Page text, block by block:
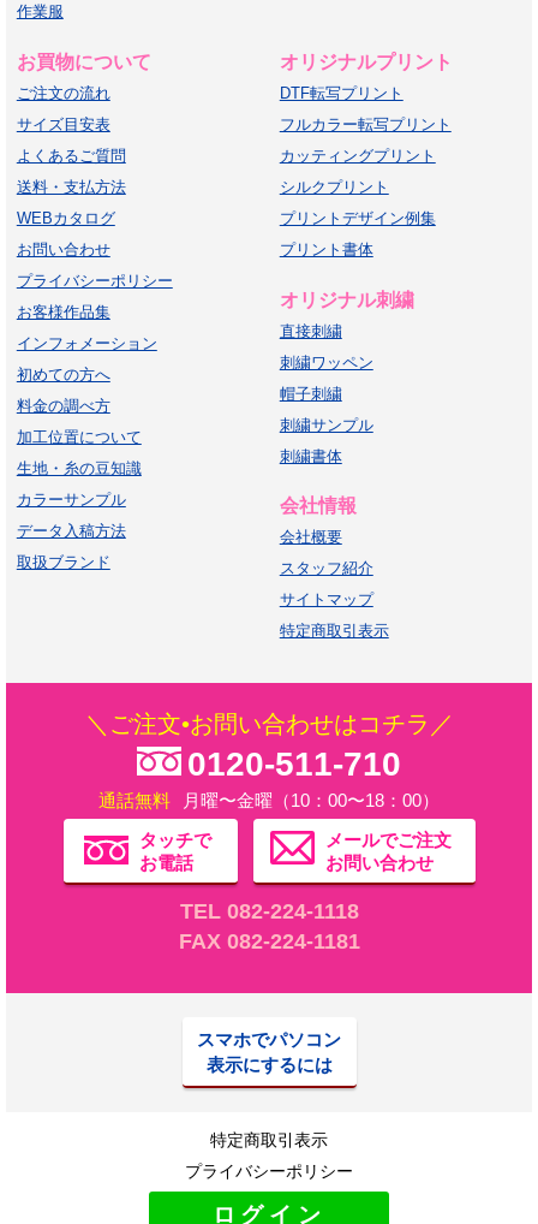
作業服
お買物について
ご注文の流れ
サイズ目安表
よくあるご質問
送料・支払方法
WEBカタログ
お問い合わせ
プライバシーポリシー
お客様作品集
インフォメーション
初めての方へ
料金の調べ方
加工位置について
生地・糸の豆知識
カラーサンプル
データ入稿方法
取扱ブランド
オリジナルプリント
DTF転写プリント
フルカラー転写プリント
カッティングプリント
シルクプリント
プリントデザイン例集
プリント書体
オリジナル刺繍
直接刺繍
刺繍ワッペン
帽子刺繍
刺繍サンプル
刺繍書体
会社情報
会社概要
スタッフ紹介
サイトマップ
特定商取引表示
＼ご注文•お問い合わせはコチラ／
0120-511-710
通話無料
月曜〜金曜（10：00〜18：00）
タッチで
お電話
メールでご注文
お問い合わせ
TEL 082-224-1118
FAX 082-224-1181
スマホでパソコン
表示にするには
特定商取引表示
プライバシーポリシー
ログイン